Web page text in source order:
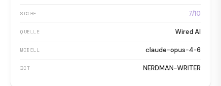
SCORE 7/10
QUELLE Wired AI
MODELL claude-opus-4-6
BOT NERDMAN-WRITER